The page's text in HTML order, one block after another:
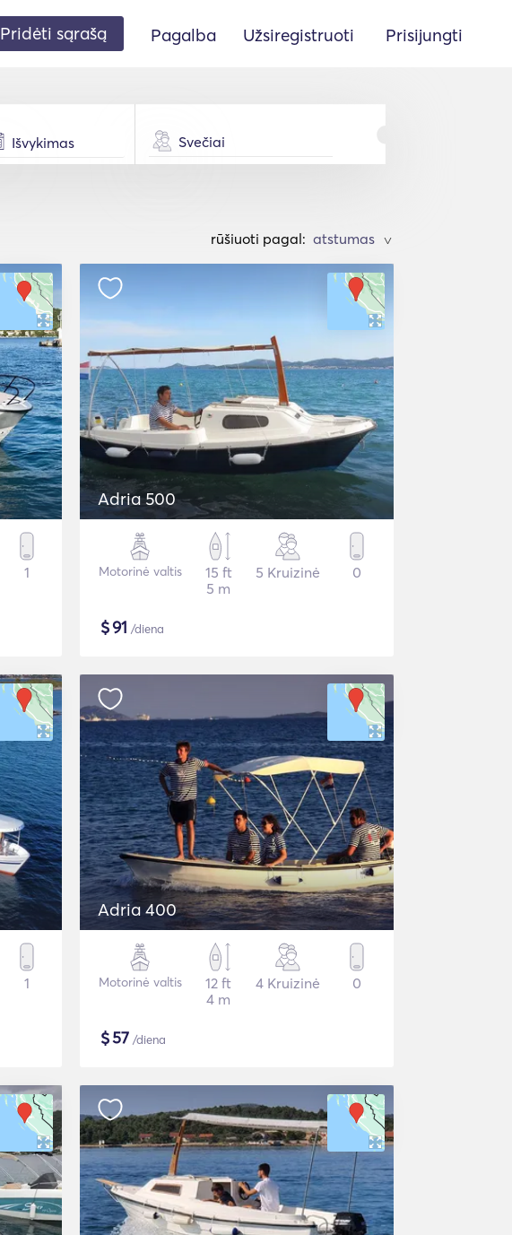
Pridėti sąrašą Pagalba Užsiregistruoti Prisijungti
Svečiai
rūšiuoti pagal: >
1
Adria 500
Motorinė valtis
15 ft
5 m
5 Kruizinė 0
$91 /diena
1
Adria 400
Motorinė valtis
12 ft
4 m
4 Kruizinė 0
$57 /diena